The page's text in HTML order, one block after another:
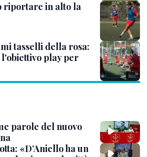
riportare in alto la
tasselli della rosa:
play per
parole del nuovo
«D’Aniello ha un